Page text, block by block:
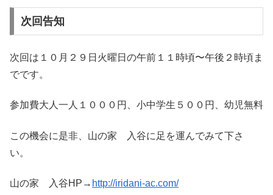
次回告知
次回は１０月２９日火曜日の午前１１時頃〜午後２時頃ま
でです。
参加費大人一人１０００円、小中学生５００円、幼児無料
この機会に是非、山の家 入谷に足を運んでみて下さ
い。
山の家 入谷HP→ http://iridani-ac.com/